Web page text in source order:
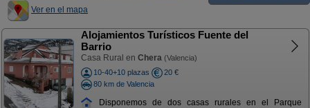
Ver en el mapa
Alojamientos Turísticos Fuente del
Barrio
Casa Rural en Chera (Valencia)
10-40+10 plazas
20 €
80 km de Valencia
Disponemos de dos casas rurales en el Parque